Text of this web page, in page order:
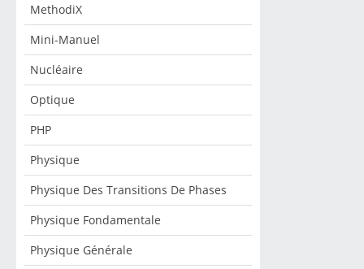
MethodiX
Mini-Manuel
Nucléaire
Optique
PHP
Physique
Physique Des Transitions De Phases
Physique Fondamentale
Physique Générale